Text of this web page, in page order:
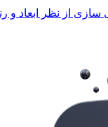
از نظر ابعاد و